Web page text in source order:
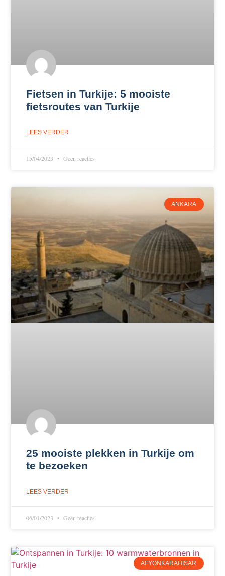
Fietsen in Turkije: 5 mooiste
fietsroutes van Turkije
LEES VERDER
15/04/2023 Geen reacties
ANKARA
25 mooiste plekken in Turkije om
te bezoeken
LEES VERDER
06/01/2023 Geen reacties
AFYONKARAHISAR